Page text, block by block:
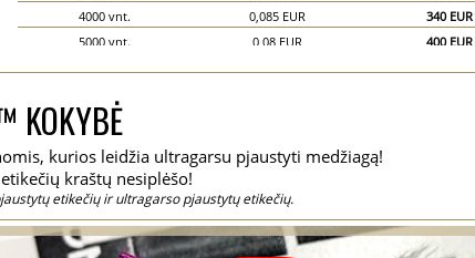
4000 vnt.
0,085 EUR
340 EUR
5000 vnt.
0,08 EUR
400 EUR
8000 vnt.
10000 vnt.
0,055 EUR
15000 vnt.
0,05 EUR
20000 vnt.
0,045 EUR 900 EUR
KOKYBĖ
kurios leidžia ultragarsu pjaustyti medžiagą!
kraštų nesiplėšo!
etikečių ir ultragarso pjaustytų etikečių.